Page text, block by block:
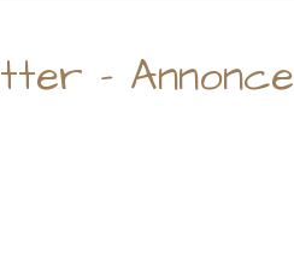
– Annonce